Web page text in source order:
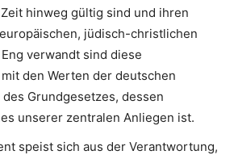
hinweg gültig sind und ihren
jüdisch-christlichen
verwandt sind diese
den Werten der deutschen
Grundgesetzes, dessen
unserer zentralen Anliegen ist.
speist sich aus der Verantwortung,